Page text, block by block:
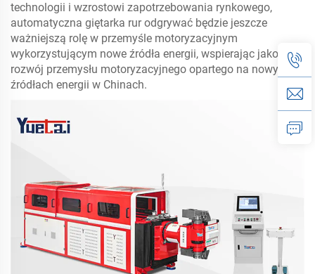
technologii i wzrostowi zapotrzebowania rynkowego,
automatyczna giętarka rur odgrywać będzie jeszcze
ważniejszą rolę w przemyśle motoryzacyjnym
wykorzystującym nowe źródła energii, wspierając jakość i
rozwój przemysłu motoryzacyjnego opartego na nowych
źródłach energii w Chinach.